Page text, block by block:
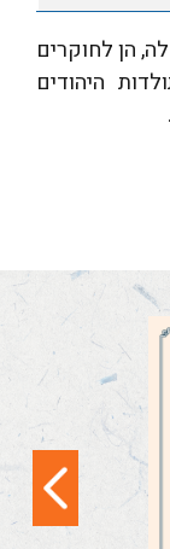
הן לחוקרים
היהודים